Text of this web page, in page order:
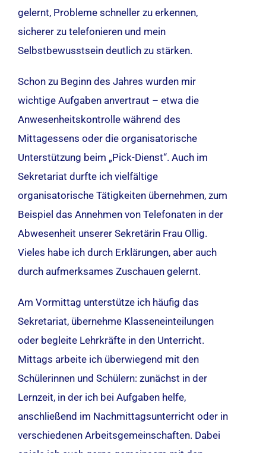
gelernt, Probleme schneller zu erkennen,
sicherer zu telefonieren und mein
Selbstbewusstsein deutlich zu stärken.
Schon zu Beginn des Jahres wurden mir
wichtige Aufgaben anvertraut – etwa die
Anwesenheitskontrolle während des
Mittagessens oder die organisatorische
Unterstützung beim „Pick-Dienst“. Auch im
Sekretariat durfte ich vielfältige
organisatorische Tätigkeiten übernehmen, zum
Beispiel das Annehmen von Telefonaten in der
Abwesenheit unserer Sekretärin Frau Ollig.
Vieles habe ich durch Erklärungen, aber auch
durch aufmerksames Zuschauen gelernt.
Am Vormittag unterstütze ich häufig das
Sekretariat, übernehme Klasseneinteilungen
oder begleite Lehrkräfte in den Unterricht.
Mittags arbeite ich überwiegend mit den
Schülerinnen und Schülern: zunächst in der
Lernzeit, in der ich bei Aufgaben helfe,
anschließend im Nachmittagsunterricht oder in
verschiedenen Arbeitsgemeinschaften. Dabei